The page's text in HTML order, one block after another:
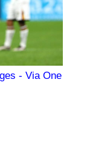
- Via One